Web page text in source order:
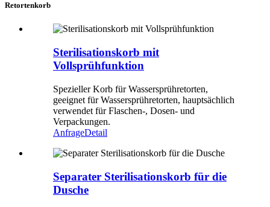
Retortenkorb
Sterilisationskorb mit
Vollsprühfunktion
Spezieller Korb für Wassersprühretorten,
geeignet für Wassersprühretorten, hauptsächlich
verwendet für Flaschen-, Dosen- und
Verpackungen.
AnfrageDetail
Separater Sterilisationskorb für die
Dusche